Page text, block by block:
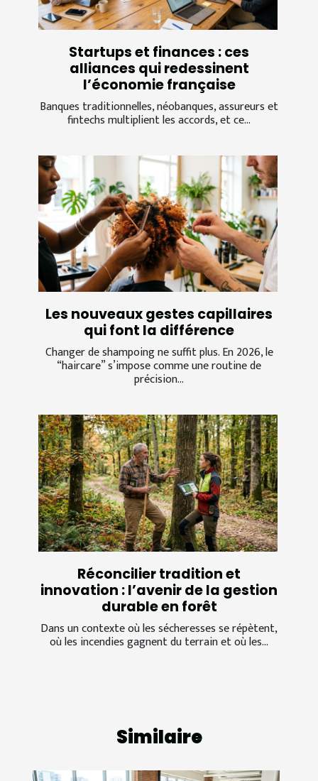
Startups et finances : ces
alliances qui redessinent
l’économie française
Banques traditionnelles, néobanques, assureurs et
fintechs multiplient les accords, et ce...
Les nouveaux gestes capillaires
qui font la différence
Changer de shampoing ne suffit plus. En 2026, le
“haircare” s’impose comme une routine de
précision...
Réconcilier tradition et
innovation : l’avenir de la gestion
durable en forêt
Dans un contexte où les sécheresses se répètent,
où les incendies gagnent du terrain et où les...
Similaire